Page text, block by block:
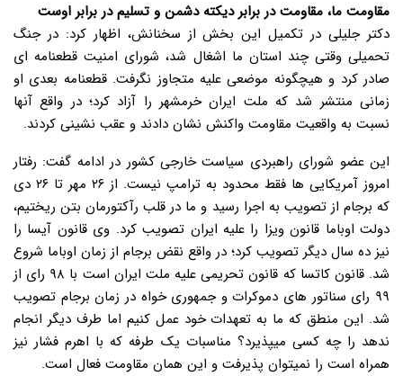
مقاومت ما، مقاومت در برابر دیکته دشمن و تسلیم در برابر اوست
دکتر جلیلی در تکمیل این بخش از سخنانش، اظهار کرد: در جنگ
تحمیلی وقتی چند استان ما اشغال شد، شورای امنیت قطعنامه ای
صادر کرد و هیچگونه موضعی علیه متجاوز نگرفت. قطعنامه بعدی او
زمانی منتشر شد که ملت ایران خرمشهر را آزاد کرد؛ در واقع آنها
نسبت به واقعیت مقاومت واکنش نشان دادند و عقب نشینی کردند.
این عضو شورای راهبردی سیاست خارجی کشور در ادامه گفت: رفتار
امروز آمریکایی ها فقط محدود به ترامپ نیست. از ۲۶ مهر تا ۲۶ دی
که برجام از تصویب به اجرا رسید و ما در قلب رآکتورمان بتن ریختیم،
دولت اوباما قانون ویزا را علیه ایران تصویب کرد. وی قانون آیسا را
نیز ده سال دیگر تصویب کرد؛ در واقع نقض برجام از زمان اوباما شروع
شد. قانون کاتسا که قانون تحریمی علیه ملت ایران است با ۹۸ رای از
۹۹ رای سناتور های دموکرات و جمهوری خواه در زمان برجام تصویب
شد. این منطق که ما به تعهدات خود عمل کنیم اما طرف دیگر انجام
ندهد را چه کسی میپذیرد؟ مناسبات یک طرفه که با اهرم فشار نیز
همراه است را نمیتوان پذیرفت و این همان مقاومت فعال است.